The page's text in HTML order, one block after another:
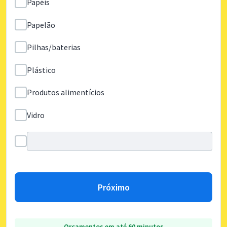
Papelão
Pilhas/baterias
Plástico
Produtos alimentícios
Vidro
Próximo